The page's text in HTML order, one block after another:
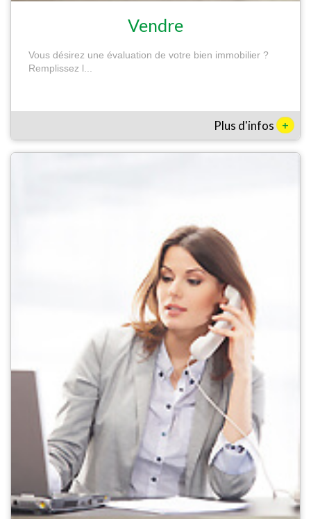
Vendre
Vous désirez une évaluation de votre bien immobilier ?
Remplissez l...
Plus d'infos +